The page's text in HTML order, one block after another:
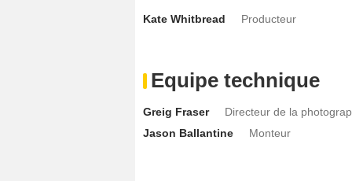
Kate Whitbread Producteur
Equipe technique
Greig Fraser
Directeur de la
Jason Ballantine
Monteur